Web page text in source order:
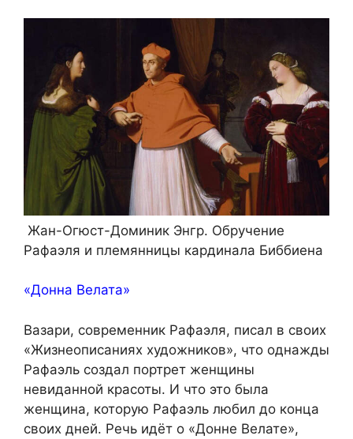
Жан-Огюст-Доминик Энгр. Обручение
Рафаэля и племянницы кардинала Биббиена
«Донна Велата»
Вазари, современник Рафаэля, писал в своих
«Жизнеописаниях художников», что однажды
Рафаэль создал портрет женщины
невиданной красоты. И что это была
женщина, которую Рафаэль любил до конца
своих дней. Речь идёт о «Донне Велате»,